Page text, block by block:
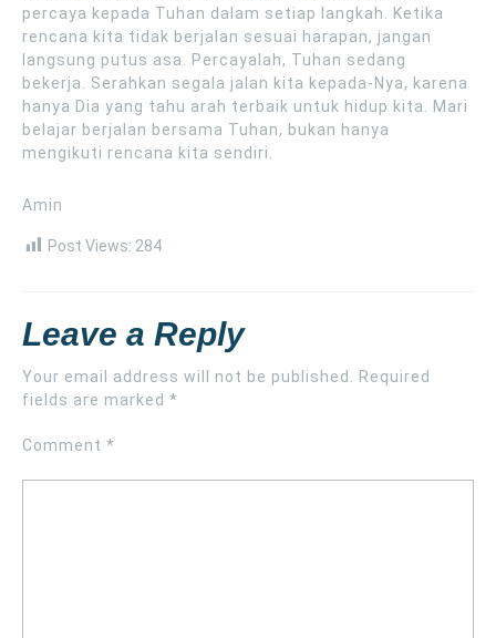
percaya kepada Tuhan dalam setiap langkah. Ketika
rencana kita tidak berjalan sesuai harapan, jangan
langsung putus asa. Percayalah, Tuhan sedang
bekerja. Serahkan segala jalan kita kepada-Nya, karena
hanya Dia yang tahu arah terbaik untuk hidup kita. Mari
belajar berjalan bersama Tuhan, bukan hanya
mengikuti rencana kita sendiri.
Amin
Post Views: 284
Leave a Reply
Your email address will not be published. Required
fields are marked *
Comment *